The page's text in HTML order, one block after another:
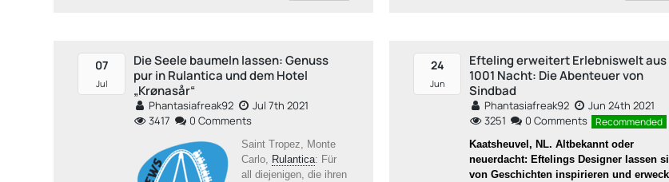
07
Jul
Die Seele baumeln lassen: Genuss
pur in Rulantica und dem Hotel
„Krønasår“
Phantasiafreak92
Jul 7th 2021
3417
0 Comments
Saint Tropez, Monte
Carlo, Rulantica: Für
all diejenigen, die ihren
24
Jun
Efteling erweitert Erlebniswelt aus
1001 Nacht: Die Abenteuer von
Sindbad
Phantasiafreak92
Jun 24th 2021
3251
0 Comments Recommended
Kaatsheuvel, NL. Altbekannt oder
neuerdacht: Eftelings Designer lassen
von Geschichten inspirieren und